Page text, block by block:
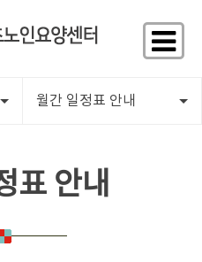
월간 일정표 안내
표 안내